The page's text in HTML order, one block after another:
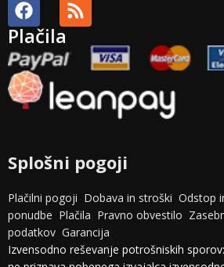
Plačila
Splošni pogoji
Plačilni pogoji Dobava in stroški Odstop
ponudbe Plačila Pravno obvestilo
podatkov Garancija
Izvensodno reševanje potrošniskih